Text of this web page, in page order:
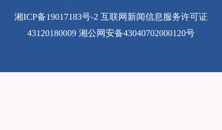
湘ICP备19017183号-2 互联网新闻信息服务许可证
43120180009 湘公网安备43040702000120号